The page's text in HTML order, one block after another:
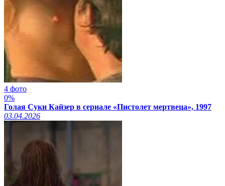
4 фото
0%
Голая Суки Кайзер в сериале «Пистолет мертвеца», 1997
03.04.2026